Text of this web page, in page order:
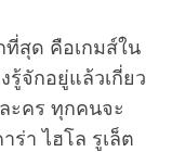
สุด คือเกมส์ใน
รู้จักอยู่แล้วเกี่ยว
ะคร ทุกคนจะ
ร่า ไฮโล รูเล็ต